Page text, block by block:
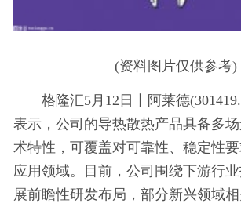
(资料图片仅供参考)
格隆汇5月12日丨阿莱德
表示，公司的导热散热产品具备多
术特性，可覆盖对可靠性、稳定性
应用领域。目前，公司围绕下游行
展前瞻性研发布局，部分新兴领域